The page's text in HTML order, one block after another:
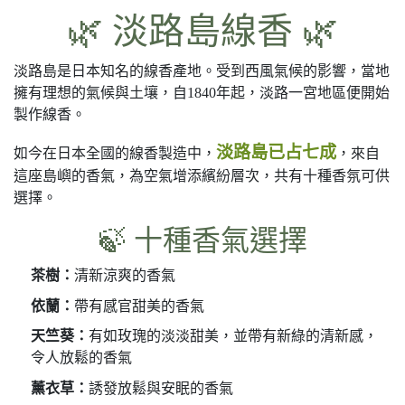
🌿 淡路島線香 🌿
淡路島是日本知名的線香產地。受到西風氣候的影響，當地
擁有理想的氣候與土壤，自1840年起，淡路一宮地區便開始
製作線香。
如今在日本全國的線香製造中， 淡路島已占七成 ，來自
這座島嶼的香氣，為空氣增添繽紛層次，共有十種香氛可供
選擇。
🍃 十種香氣選擇
茶樹：清新涼爽的香氣
依蘭： 帶有感官甜美的香氣
天竺葵： 有如玫瑰的淡淡甜美，並帶有新綠的清新感，
令人放鬆的香氣
薰衣草：誘發放鬆與安眠的香氣